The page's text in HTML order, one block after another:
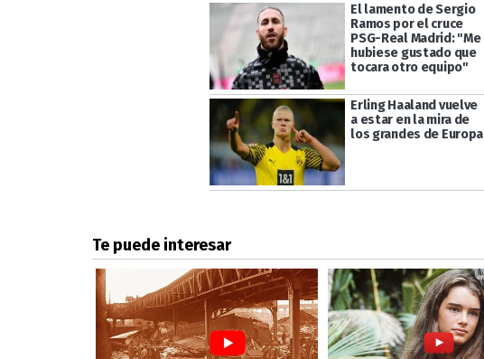
El lamento de Sergio
Ramos por el cruce
PSG-Real Madrid: "Me
hubiese gustado que
tocara otro equipo"
Erling Haaland vuelve
a estar en la mira de
los grandes de Europa